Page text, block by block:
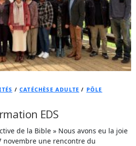
/ CATÉCHÈSE ADULTE / PÔLE
EDS
de la Bible » Nous avons eu la joie
novembre une rencontre du